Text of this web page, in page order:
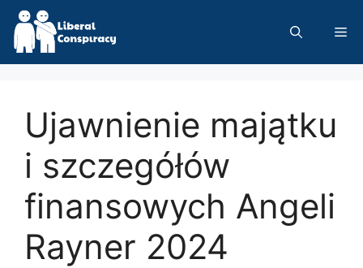
Skip
content
Ujawnienie majątku
i szczegółów
finansowych Angeli
Rayner 2024